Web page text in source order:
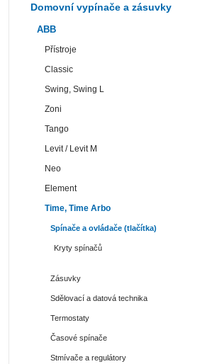
Domovní vypínače a zásuvky
ABB
Přístroje
Classic
Swing, Swing L
Zoni
Tango
Levit / Levit M
Neo
Element
Time, Time Arbo
Spínače a ovládače (tlačítka)
Kryty spínačů
Zásuvky
Sdělovací a datová technika
Termostaty
Časové spínače
Stmívače a regulátory